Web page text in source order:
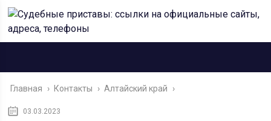
Главная › Контакты › Алтайский край ›
03.03.2023